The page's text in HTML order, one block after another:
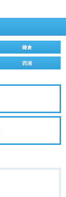
鎌倉
西湘